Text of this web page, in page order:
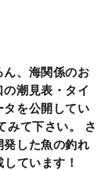
ん、海関係のお
潮見表・タイ
タを公開してい
みて下さい。 さ
発した魚の釣れ
ています！